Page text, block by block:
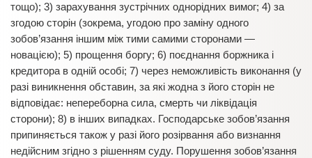
тощо); 3) зарахування зустрічних однорідних вимог; 4) за
згодою сторін (зокрема, угодою про заміну одного
зобов’язання іншим між тими самими сторонами —
новацією); 5) прощення боргу; 6) поєднання боржника і
кредитора в одній особі; 7) через неможливість виконання (у
разі виникнення обставин, за які жодна з його сторін не
відповідає: непереборна сила, смерть чи ліквідація
сторони); 8) в інших випадках. Господарське зобов’язання
припиняється також у разі його розірвання або визнання
недійсним згідно з рішенням суду. Порушення зобов’язання